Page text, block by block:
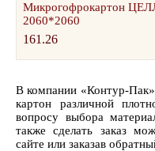
Микрогофрокартон
2060*2060
161.26
В компании «Контур-
картон различной
вопросу выбора
также сделать заказ
сайте или заказав